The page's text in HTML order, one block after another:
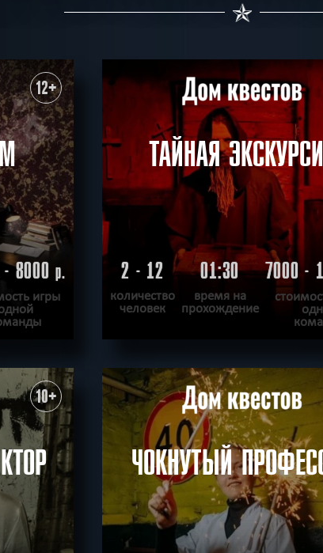
12+
- 8000р.
игры
ТАЙНАЯ
2 - 12
количество
человек
01:30
время на
прохождение
7000 -
ХОЧУ ПРОЙТИ | КВЕСТ ПРОЙДЕН
10+
ЧОКНУТЫЙ